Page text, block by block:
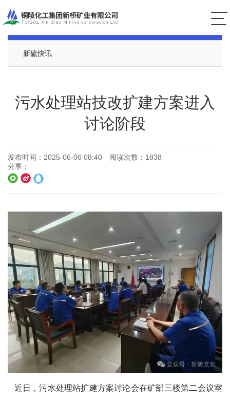
新硫快讯
污水处理站技改扩建方案进入
讨论阶段
发布时间： 2025-06-06 08:40 阅读次数： 1838
分享：
近日，污水处理站扩建方案讨论会在矿部三楼第二会议室